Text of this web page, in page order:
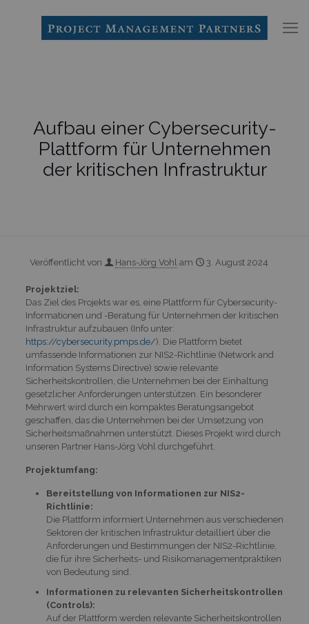
Aufbau einer Cybersecurity-
Plattform für Unternehmen
der kritischen Infrastruktur
Veröffentlicht von Hans-Jörg Vohl am 3. August 2024
Projektziel:
Das Ziel des Projekts war es, eine Plattform für Cybersecurity-
Informationen und -Beratung für Unternehmen der kritischen
Infrastruktur aufzubauen (Info unter:
https://cybersecurity.pmps.de/). Die Plattform bietet
umfassende Informationen zur NIS2-Richtlinie (Network and
Information Systems Directive) sowie relevante
Sicherheitskontrollen, die Unternehmen bei der Einhaltung
gesetzlicher Anforderungen unterstützen. Ein besonderer
Mehrwert wird durch ein kompaktes Beratungsangebot
geschaffen, das die Unternehmen bei der Umsetzung von
Sicherheitsmaßnahmen unterstützt. Dieses Projekt wird durch
unseren Partner Hans-Jörg Vohl durchgeführt.
Projektumfang:
Bereitstellung von Informationen zur NIS2-
Richtlinie:
Die Plattform informiert Unternehmen aus verschiedenen
Sektoren der kritischen Infrastruktur detailliert über die
Anforderungen und Bestimmungen der NIS2-Richtlinie,
die für ihre Sicherheits- und Risikomanagementpraktiken
von Bedeutung sind.
Informationen zu relevanten Sicherheitskontrollen
(Controls):
Auf der Plattform werden relevante Sicherheitskontrollen